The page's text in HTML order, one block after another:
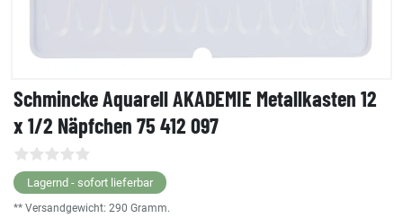
Schmincke Aquarell AKADEMIE Metallkasten 12
x 1/2 Näpfchen 75 412 097
Lagernd - sofort lieferbar
** Versandgewicht: 290 Gramm.